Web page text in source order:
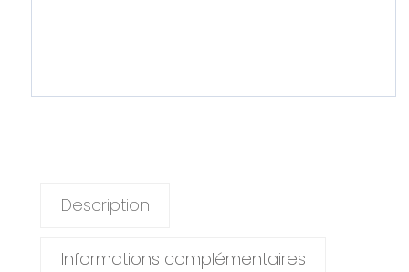
Description
Informations complémentaires